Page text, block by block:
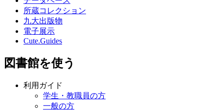
所蔵コレクション
九大出版物
電子展示
Cute.Guides
図書館を使う
利用ガイド
学生・教職員の方
一般の方